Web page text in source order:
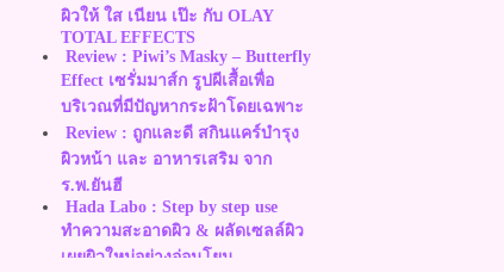
ผิวให้ ใส เนียน เป๊ะ กับ OLAY
TOTAL EFFECTS
Review : Piwi’s Masky – Butterfly
Effect เซรั่มมาส์ก รูปผีเสื้อเพื่อ
บริเวณที่มีปัญหากระฝ้าโดยเฉพาะ
Review : ถูกและดี สกินแคร์บำรุง
ผิวหน้า และ อาหารเสริม จาก
ร.พ.ยันฮี
Hada Labo : Step by step use
ทำความสะอาดผิว & ผลัดเซลล์ผิว
เผยผิวใหม่อย่างอ่อนโยน